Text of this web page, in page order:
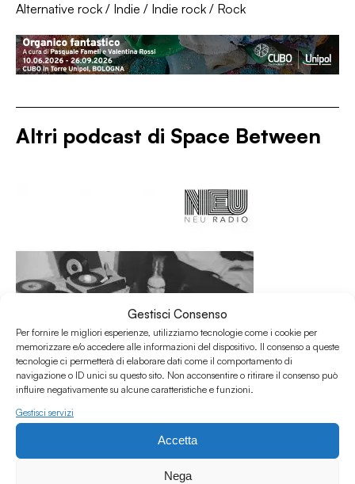
Gestisci Consenso
Per fornire le migliori esperienze, utilizziamo tecnologie come i cookie per
memorizzare e/o accedere alle informazioni del dispositivo. Il consenso a queste
tecnologie ci permetterà di elaborare dati come il comportamento di
navigazione o ID unici su questo sito. Non acconsentire o ritirare il consenso può
influire negativamente su alcune caratteristiche e funzioni.
Gestisci servizi
Accetta
Nega
Alternative rock / Indie / Indie rock / Rock
Altri podcast di Space Between
Space Between #35 w/ Elisa Graci